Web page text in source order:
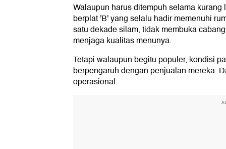
Walaupun harus ditempuh selama
berplat 'B' yang selalu hadir memenuhi
satu dekade silam, tidak membuka
menjaga kualitas menunya.
Tetapi walaupun begitu populer, kondisi
berpengaruh dengan penjualan mereka.
operasional.